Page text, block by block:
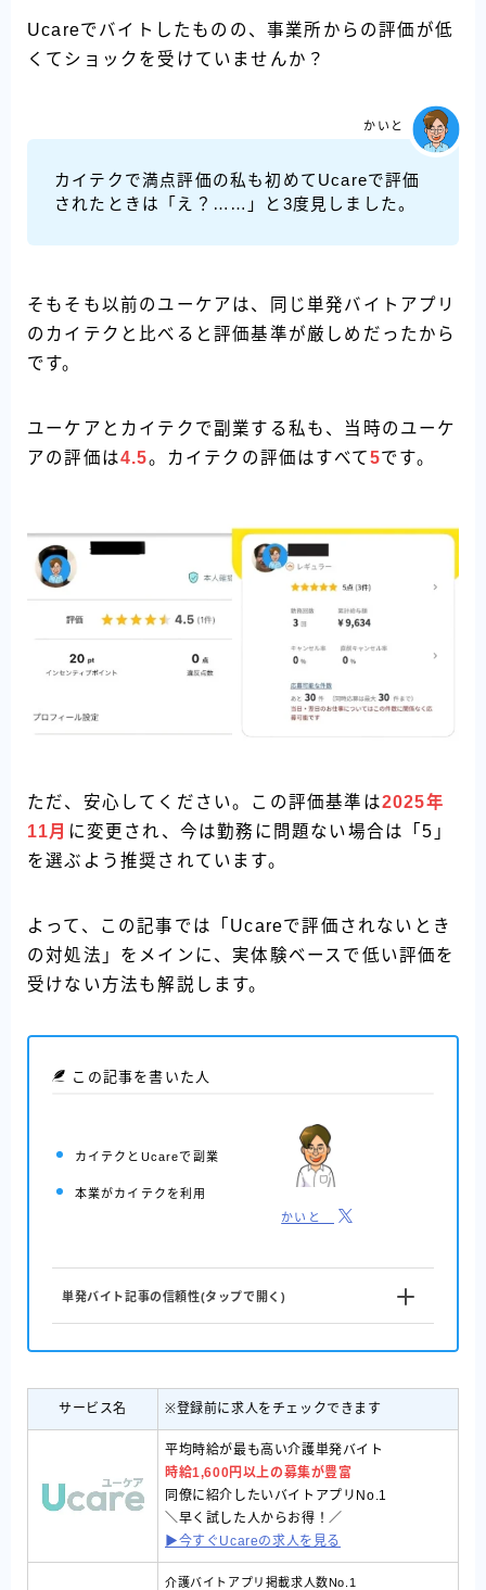
Ucareでバイトしたものの、事業所からの評価が低
くてショックを受けていませんか？
カイテクで満点評価の私も初めてUcareで評価
されたときは「え？……」と3度見しました。
かいと
そもそも以前のユーケアは、同じ単発バイトアプリ
のカイテクと比べると評価基準が厳しめだったから
です。
ユーケアとカイテクで副業する私も、当時のユーケ
アの評価は4.5。カイテクの評価はすべて5です。
ただ、安心してください。この評価基準は2025年
11月 に変更され、今は勤務に問題ない場合は「5」
を選ぶよう推奨されています。
よって、この記事では「Ucareで評価されないとき
の対処法」をメインに、実体験ベースで低い評価を
受けない方法も解説します。
この記事を書いた人
カイテクとUcareで副業
本業がカイテクを利用
かいと
単発バイト記事の信頼性(タップで開く)
サービス名 ※登録前に求人をチェックできます
平均時給が最も高い介護単発バイト
時給1,600円以上の募集が豊富
同僚に紹介したいバイトアプリNo.1
＼早く試した人からお得！／
▶︎今すぐUcareの求人を見る
介護バイトアプリ掲載求人数No.1